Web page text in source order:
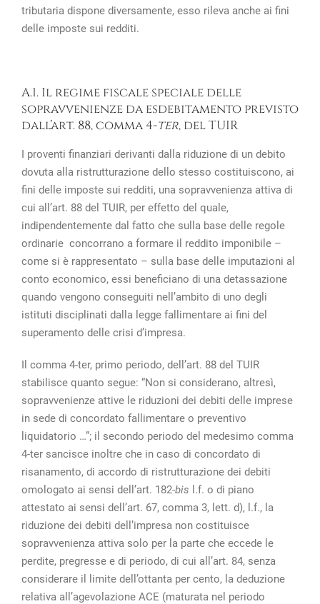
tributaria dispone diversamente, esso rileva anche ai fini
delle imposte sui redditi.
A.1. Il regime fiscale speciale delle
sopravvenienze da esdebitamento previsto
dall’art. 88, comma 4-ter, del TUIR
I proventi finanziari derivanti dalla riduzione di un debito
dovuta alla ristrutturazione dello stesso costituiscono, ai
fini delle imposte sui redditi, una sopravvenienza attiva di
cui all’art. 88 del TUIR, per effetto del quale,
indipendentemente dal fatto che sulla base delle regole
ordinarie concorrano a formare il reddito imponibile –
come si è rappresentato – sulla base delle imputazioni al
conto economico, essi beneficiano di una detassazione
quando vengono conseguiti nell’ambito di uno degli
istituti disciplinati dalla legge fallimentare ai fini del
superamento delle crisi d’impresa.
Il comma 4-ter, primo periodo, dell’art. 88 del TUIR
stabilisce quanto segue: “Non si considerano, altresì,
sopravvenienze attive le riduzioni dei debiti delle imprese
in sede di concordato fallimentare o preventivo
liquidatorio …”; il secondo periodo del medesimo comma
4-ter sancisce inoltre che in caso di concordato di
risanamento, di accordo di ristrutturazione dei debiti
omologato ai sensi dell’art. 182-bis l.f. o di piano
attestato ai sensi dell’art. 67, comma 3, lett. d), l.f., la
riduzione dei debiti dell’impresa non costituisce
sopravvenienza attiva solo per la parte che eccede le
perdite, pregresse e di periodo, di cui all’art. 84, senza
considerare il limite dell’ottanta per cento, la deduzione
relativa all’agevolazione ACE (maturata nel periodo